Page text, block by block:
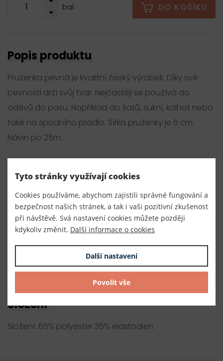
bal. DO KOŠÍKU
Popis produktu
Pruženka pevná je kvalitní český výrobek. Díky své
pevnosti drží svůj tvar. Nejčastěji se používá do
oděvů do pasu. Například do šatů, sukní, kalhot nebo
také na spodního prádlo. Šířka pruženky je 6 cm.
Návin po 25m.
Číslo produktu:
020103
Výrobce
TKACZIK s.r.o.
Složení
Složení: 65% polyester 35% elastodien
Tyto stránky využívají cookies
Cookies používáme, abychom zajistili správné fungování a
bezpečnost našich stránek, a tak i vaši pozitivní zkušenost
při návštěvě. Svá nastavení cookies můžete později
kdykoliv změnit. Další informace o cookies
Další nastavení
Povolit vše